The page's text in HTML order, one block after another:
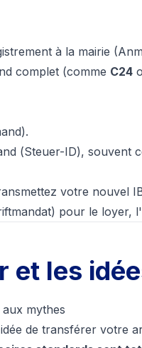
à la mairie
complet (comme C24
(Steuer-ID), souvent
votre nouvel
) pour le loyer,
et les
mythes
de transférer votre